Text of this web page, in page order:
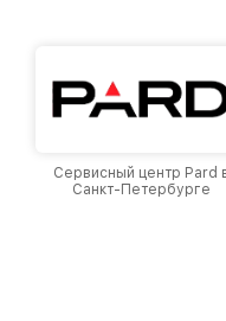
Сервисный центр Pard
Санкт-Петербурге